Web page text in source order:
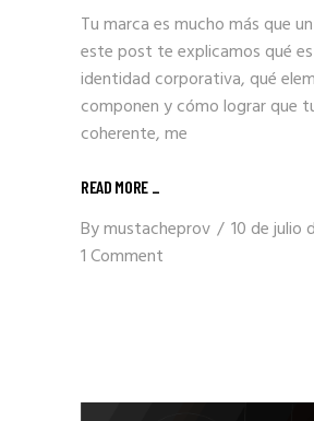
Tu marca es mucho más que
este post te explicamos qué
identidad corporativa, qué
componen y cómo lograr que
coherente, me
READ MORE _
Bymustacheprov
10 de julio
1 Comment